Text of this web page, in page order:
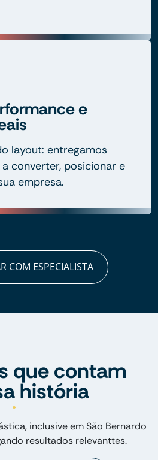
e
layout: entregamos
converter, posicionar e
empresa.
COM ESPECIALISTA
que contam
história
inclusive em São Bernardo
resultados relevanttes.